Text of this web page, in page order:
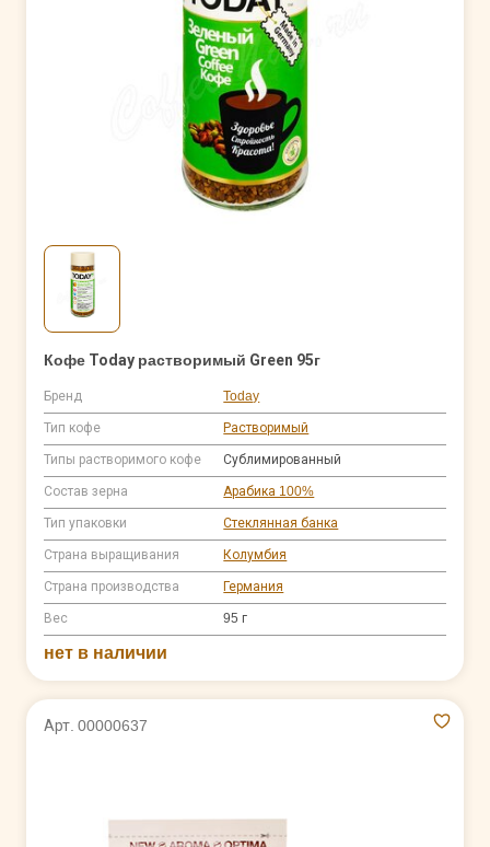
Кофе Today растворимый Green 95г
Бренд Today
Тип кофе Растворимый
Типы растворимого кофе Сублимированный
Состав зерна Арабика 100%
Тип упаковки Стеклянная банка
Страна выращивания Колумбия
Страна производства Германия
Вес 95 г
нет в наличии
Арт. 00000637